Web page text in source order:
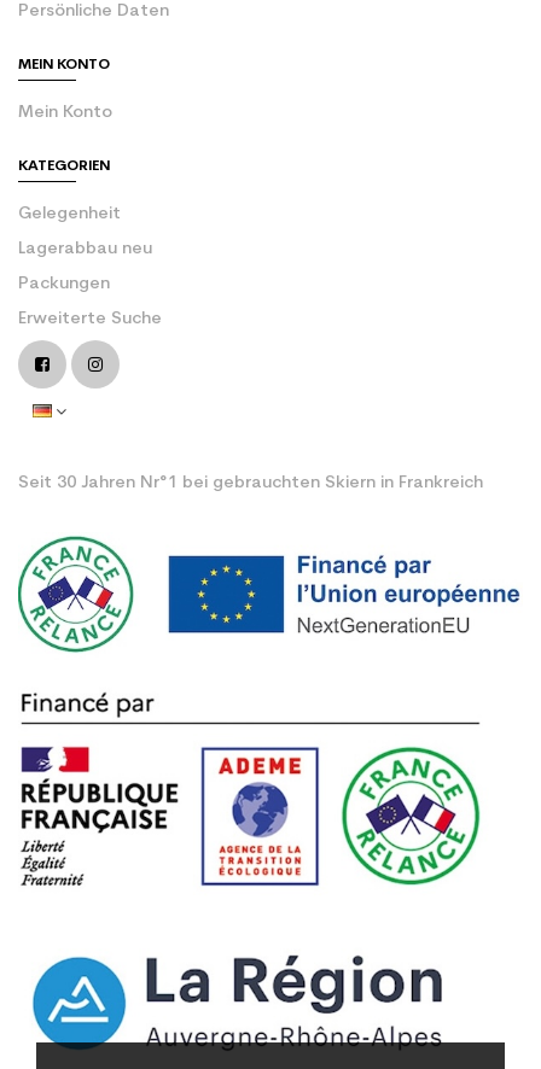
Persönliche Daten
MEIN KONTO
Mein Konto
KATEGORIEN
Gelegenheit
Lagerabbau neu
Packungen
Erweiterte Suche
Seit 30 Jahren Nr°1 bei gebrauchten Skiern in Frankreich